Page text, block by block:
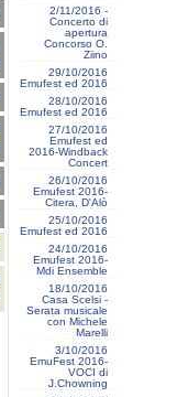
2/11/2016 -
Concerto di
apertura
Concorso O.
Ziino
29/10/2016
Emufest ed 2016
28/10/2016
Emufest ed 2016
27/10/2016
Emufest ed
2016-Windback
Concert
26/10/2016
Emufest 2016-
Citera, D'Alò
25/10/2016
Emufest ed 2016
24/10/2016
Emufest 2016-
Mdi Ensemble
18/10/2016
Casa Scelsi -
Serata musicale
con Michele
Marelli
3/10/2016
EmuFest 2016-
VOCI di
J.Chowning